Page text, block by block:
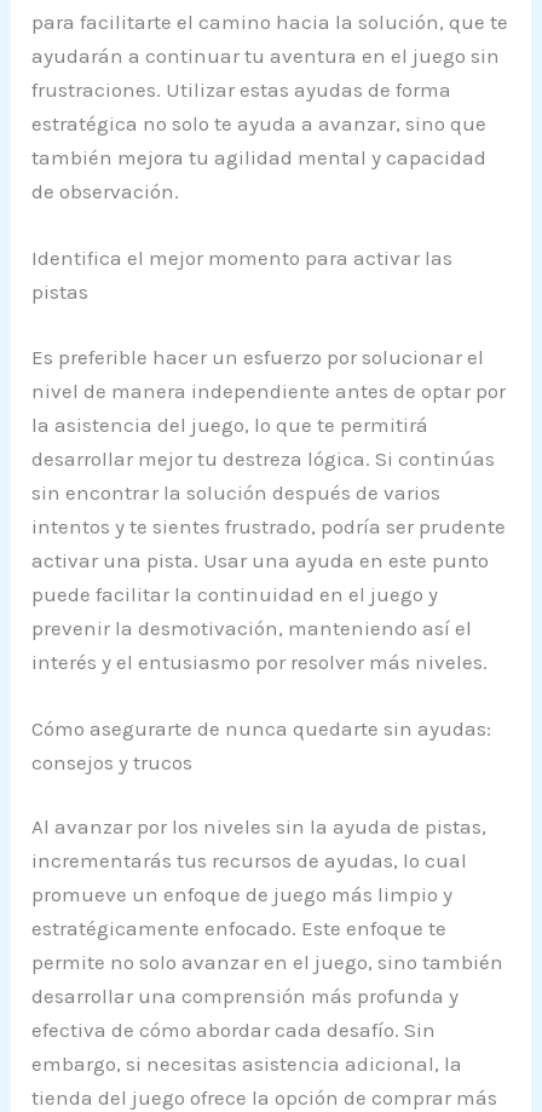
para facilitarte el camino hacia la solución, que te
ayudarán a continuar tu aventura en el juego sin
frustraciones. Utilizar estas ayudas de forma
estratégica no solo te ayuda a avanzar, sino que
también mejora tu agilidad mental y capacidad
de observación.
Identifica el mejor momento para activar las
pistas
Es preferible hacer un esfuerzo por solucionar el
nivel de manera independiente antes de optar por
la asistencia del juego, lo que te permitirá
desarrollar mejor tu destreza lógica. Si continúas
sin encontrar la solución después de varios
intentos y te sientes frustrado, podría ser prudente
activar una pista. Usar una ayuda en este punto
puede facilitar la continuidad en el juego y
prevenir la desmotivación, manteniendo así el
interés y el entusiasmo por resolver más niveles.
Cómo asegurarte de nunca quedarte sin ayudas:
consejos y trucos
Al avanzar por los niveles sin la ayuda de pistas,
incrementarás tus recursos de ayudas, lo cual
promueve un enfoque de juego más limpio y
estratégicamente enfocado. Este enfoque te
permite no solo avanzar en el juego, sino también
desarrollar una comprensión más profunda y
efectiva de cómo abordar cada desafío. Sin
embargo, si necesitas asistencia adicional, la
tienda del juego ofrece la opción de comprar más